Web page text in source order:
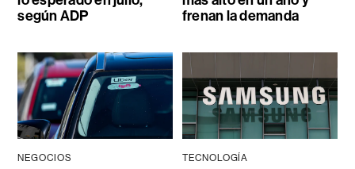
según ADP
frenan la demanda
NEGOCIOS TECNOLOGÍA